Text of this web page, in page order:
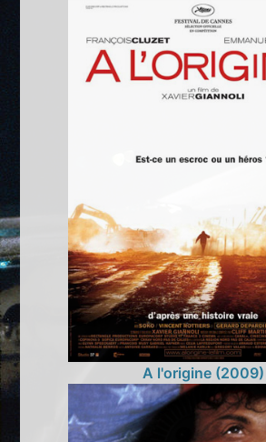
A l'origine (2009)